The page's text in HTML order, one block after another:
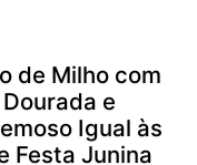
de Milho com
e
Igual às
Festa Junina